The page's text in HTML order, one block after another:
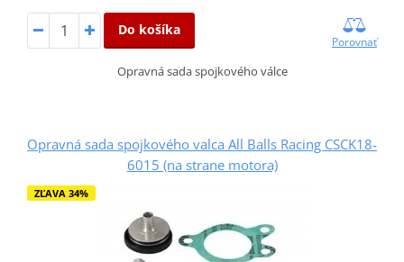
Do košíka
Porovnať
Opravná sada spojkového válce
Opravná sada spojkového valca All Balls Racing CSCK18-
6015 (na strane motora)
ZĽAVA 34%